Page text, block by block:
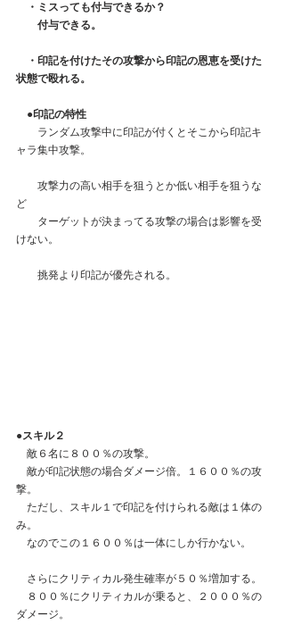
・ミスっても付与できるか？
付与できる。
・印記を付けたその攻撃から印記の恩恵を受けた
状態で殴れる。
●印記の特性
ランダム攻撃中に印記が付くとそこから印記キ
ャラ集中攻撃。
攻撃力の高い相手を狙うとか低い相手を狙うな
ど
ターゲットが決まってる攻撃の場合は影響を受
けない。
挑発より印記が優先される。
●スキル２
敵６名に８００％の攻撃。
敵が印記状態の場合ダメージ倍。１６００％の攻
撃。
ただし、スキル１で印記を付けられる敵は１体の
み。
なのでこの１６００％は一体にしか行かない。
さらにクリティカル発生確率が５０％増加する。
８００％にクリティカルが乗ると、２０００％の
ダメージ。